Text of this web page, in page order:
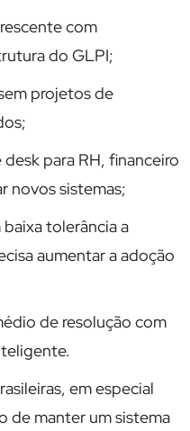
com
do GLPI;
projetos de
para RH, financeiro
novos sistemas;
tolerância a
aumentar a adoção
de resolução com
em especial
de manter um sistema